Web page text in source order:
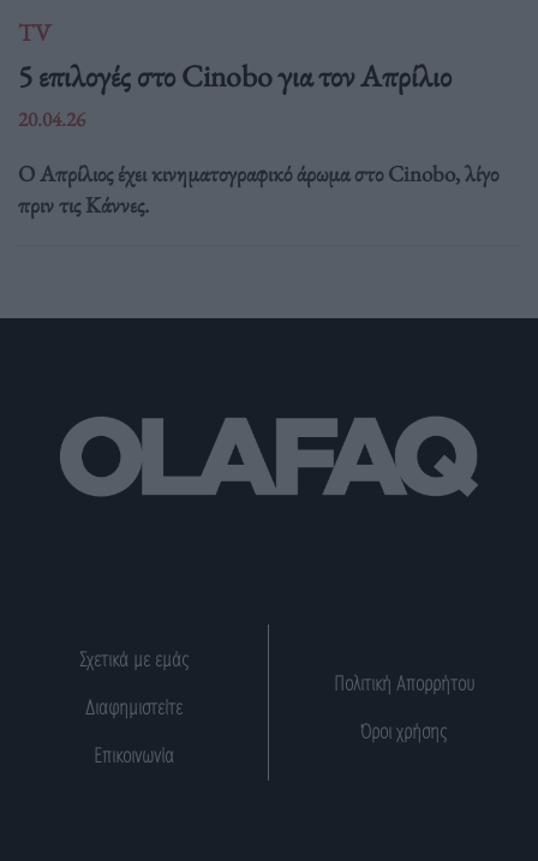
TV
5 επιλογές στο Cinobo για τον Απρίλιο
20.04.26
Ο Απρίλιος έχει κινηματογραφικό άρωμα στο Cinobo, λίγο
πριν τις Κάννες.
Σχετικά με εμάς
Διαφημιστείτε
Επικοινωνία
Πολιτική Απορρήτου
Όροι χρήσης